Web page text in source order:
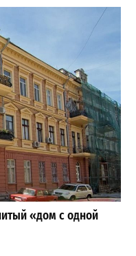
«дом с одной